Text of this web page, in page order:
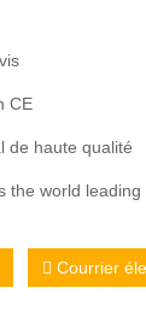
CE
de haute qualité
the world
Courrier